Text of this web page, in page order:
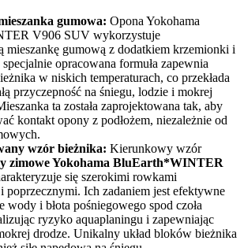
gumowa: Opona Yokohama
V906 SUV wykorzystuje
mieszankę gumową z dodatkiem krzemionki i
opracowana formuła zapewnia
w niskich temperaturach, co przekłada
przyczepność na śniegu, lodzie i mokrej
ta została zaprojektowana tak, aby
kontakt opony z podłożem, niezależnie od
wzór bieżnika: Kierunkowy wzór
zimowe Yokohama BluEarth*WINTER
się szerokimi rowkami
Ich zadaniem jest efektywne
wody i błota pośniegowego spod czoła
ryzyko aquaplaningu i zapewniając
drodze. Unikalny układ bloków bieżnika